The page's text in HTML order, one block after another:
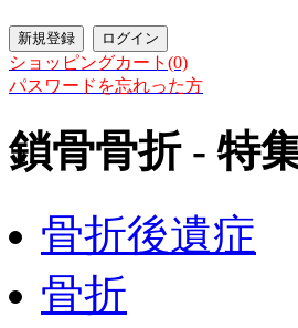
ショッピングカート(0)
パスワードを忘れった方
鎖骨骨折 - 特
骨折後遺症
骨折